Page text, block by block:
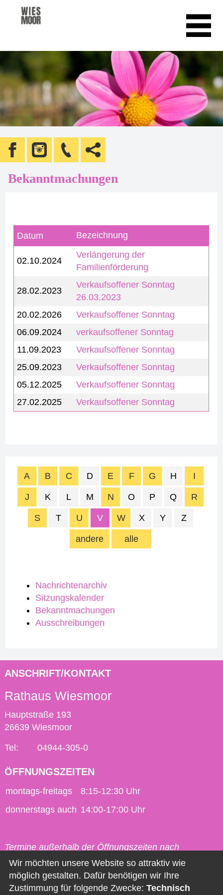
Bekanntmachungen
Datum Bezeichnung
02.10.2024
Verlängerung der
Familienförderung
28.02.2023
Verkaufsoffener Sonntag
26.03.2023
20.02.2026
Verkaufsoffener Sonntag
06.09.2024
verkaufsoffener Sonntag
11.09.2023
Verkaufsoffener Sonntag
25.09.2023
Verkaufsoffener Sonntag
05.12.2025
Verkaufsoffener Sonntag
27.02.2025
Verkaufsoffener Sonntag
Nachrichtenarchiv
Sitzungskalender
Bekanntmachungen
Ausschreibungen
alle
A B C D E F G H I
J K L M N O P Q R
S T U V W X Y Z
andere
ANSCHRIFT/KONTAKT
Rathaus Wiesmoor
Hauptstraße 193
26639 Wiesmoor
Tel: 04944-305-0
ÖFFNUNGSZEITEN
montags-freitags
8:15-12:30 Uhr
donnerstags auch 14:00-17:00 Uhr
Termine außerhalb der Öffnungszeiten nach
vorheriger Vereinbarung möglich.
Kontakt
Wir möchten unsere Website so attraktiv wie
möglich gestalten. Dafür benötigen wir Ihre
Zustimmung für folgende Zwecke: Technisch